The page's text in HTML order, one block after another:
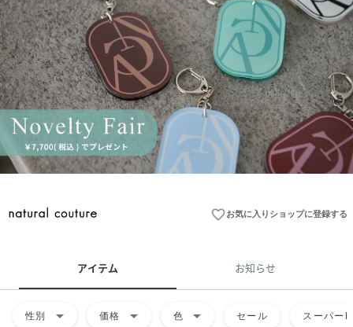
favorite_borderお気に入りショップに登録する
アイテム お知らせ
性別 arrow_drop_down 価格 arrow_drop_down 色 arrow_drop_down セール スーパー